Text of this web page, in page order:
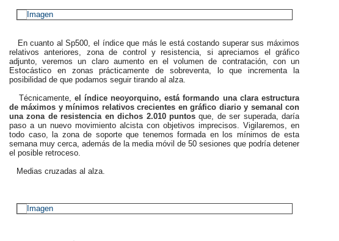
En cuanto al Sp500, el índice que más le está costando superar sus máximos
relativos anteriores, zona de control y resistencia, si apreciamos el gráfico
adjunto, veremos un claro aumento en el volumen de contratación, con un
Estocástico en zonas prácticamente de sobreventa, lo que incrementa la
posibilidad de que podamos seguir tirando al alza.
Técnicamente, el índice neoyorquino, está formando una clara estructura
de máximos y mínimos relativos crecientes en gráfico diario y semanal con
una zona de resistencia en dichos 2.010 puntosque, de ser superada, daría
paso a un nuevo movimiento alcista con objetivos imprecisos. Vigilaremos, en
todo caso, la zona de soporte que tenemos formada en los mínimos de esta
semana muy cerca, además de la media móvil de 50 sesiones que podría detener
el posible retroceso.
Medias cruzadas al alza.